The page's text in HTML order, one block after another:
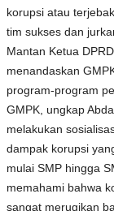
korupsi atau
tim sukses dan
Mantan Ketua
menandaskan
program-program
GMPK, ungkap
melakukan
dampak korupsi
mulai SMP hingga
memahami bahwa
sangat merugikan